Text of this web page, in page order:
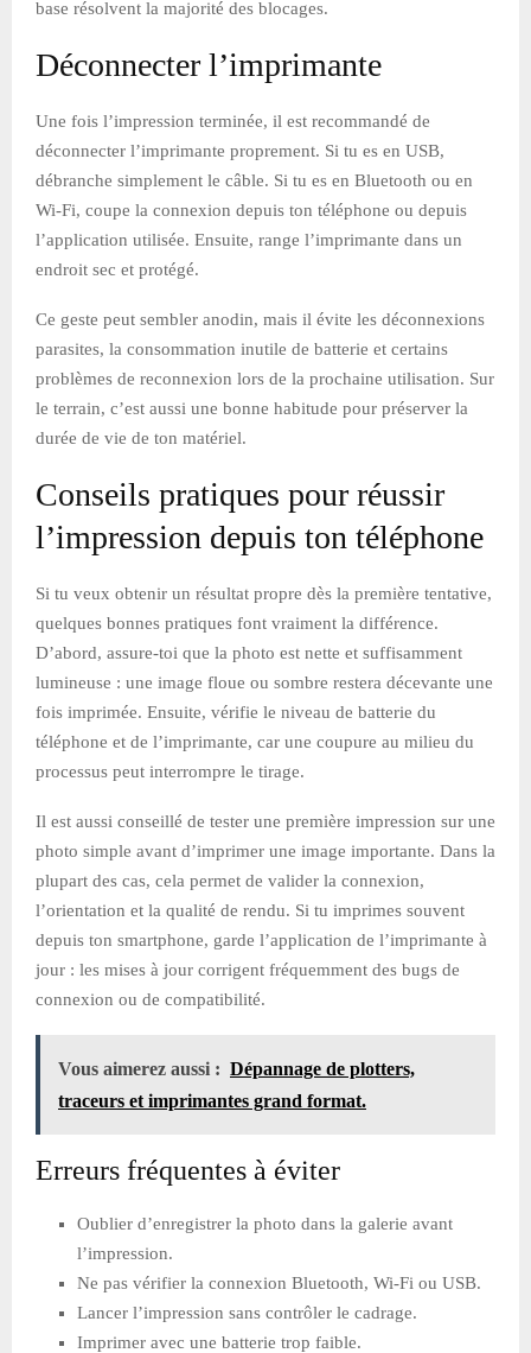
base résolvent la majorité des blocages.
Déconnecter l’imprimante
Une fois l’impression terminée, il est recommandé de
déconnecter l’imprimante proprement. Si tu es en USB,
débranche simplement le câble. Si tu es en Bluetooth ou en
Wi-Fi, coupe la connexion depuis ton téléphone ou depuis
l’application utilisée. Ensuite, range l’imprimante dans un
endroit sec et protégé.
Ce geste peut sembler anodin, mais il évite les déconnexions
parasites, la consommation inutile de batterie et certains
problèmes de reconnexion lors de la prochaine utilisation. Sur
le terrain, c’est aussi une bonne habitude pour préserver la
durée de vie de ton matériel.
Conseils pratiques pour réussir
l’impression depuis ton téléphone
Si tu veux obtenir un résultat propre dès la première tentative,
quelques bonnes pratiques font vraiment la différence.
D’abord, assure-toi que la photo est nette et suffisamment
lumineuse : une image floue ou sombre restera décevante une
fois imprimée. Ensuite, vérifie le niveau de batterie du
téléphone et de l’imprimante, car une coupure au milieu du
processus peut interrompre le tirage.
Il est aussi conseillé de tester une première impression sur une
photo simple avant d’imprimer une image importante. Dans la
plupart des cas, cela permet de valider la connexion,
l’orientation et la qualité de rendu. Si tu imprimes souvent
depuis ton smartphone, garde l’application de l’imprimante à
jour : les mises à jour corrigent fréquemment des bugs de
connexion ou de compatibilité.
Vous aimerez aussi : Dépannage de plotters,
traceurs et imprimantes grand format.
Erreurs fréquentes à éviter
Oublier d’enregistrer la photo dans la galerie avant
l’impression.
Ne pas vérifier la connexion Bluetooth, Wi-Fi ou USB.
Lancer l’impression sans contrôler le cadrage.
Imprimer avec une batterie trop faible.